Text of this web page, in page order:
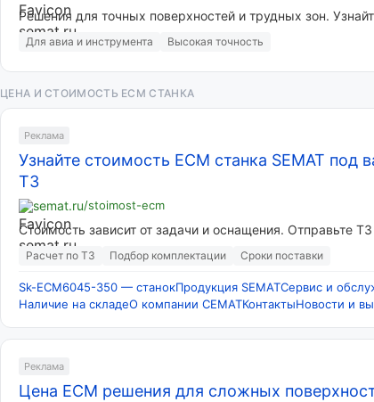
Решения для точных поверхностей и трудных зон.
Для авиа и инструмента Высокая точность
ЦЕНА И СТОИМОСТЬ ECM СТАНКА
Реклама
Узнайте стоимость ECM станка SEMAT под
ТЗ
semat.ru/stoimost-ecm
Стоимость зависит от задачи и оснащения. Отправьте
Расчет по ТЗ Подбор комплектации Сроки поставки
Sk-ECM6045-350 — станокПродукция SEMATСервис и
Наличие на складеО компании СЕМАТКонтактыНовости и
Реклама
Цена ECM решения для сложных